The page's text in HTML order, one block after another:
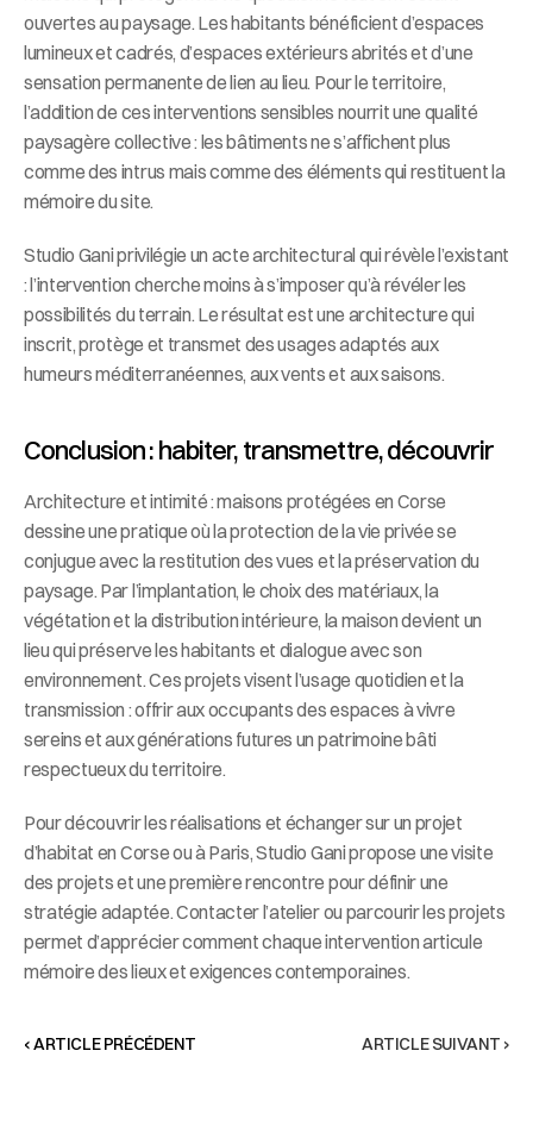
ouvertes au paysage. Les habitants bénéficient d’espaces
lumineux et cadrés, d’espaces extérieurs abrités et d’une
sensation permanente de lien au lieu. Pour le territoire,
l’addition de ces interventions sensibles nourrit une qualité
paysagère collective : les bâtiments ne s’affichent plus
comme des intrus mais comme des éléments qui restituent la
mémoire du site.
Studio Gani privilégie un acte architectural qui révèle l’existant
: l’intervention cherche moins à s’imposer qu’à révéler les
possibilités du terrain. Le résultat est une architecture qui
inscrit, protège et transmet des usages adaptés aux
humeurs méditerranéennes, aux vents et aux saisons.
Conclusion : habiter, transmettre, découvrir
Architecture et intimité : maisons protégées en Corse
dessine une pratique où la protection de la vie privée se
conjugue avec la restitution des vues et la préservation du
paysage. Par l’implantation, le choix des matériaux, la
végétation et la distribution intérieure, la maison devient un
lieu qui préserve les habitants et dialogue avec son
environnement. Ces projets visent l’usage quotidien et la
transmission : offrir aux occupants des espaces à vivre
sereins et aux générations futures un patrimoine bâti
respectueux du territoire.
Pour découvrir les réalisations et échanger sur un projet
d’habitat en Corse ou à Paris, Studio Gani propose une visite
des projets et une première rencontre pour définir une
stratégie adaptée. Contacter l’atelier ou parcourir les projets
permet d’apprécier comment chaque intervention articule
mémoire des lieux et exigences contemporaines.
‹ ARTICLE PRÉCÉDENT ARTICLE SUIVANT ›